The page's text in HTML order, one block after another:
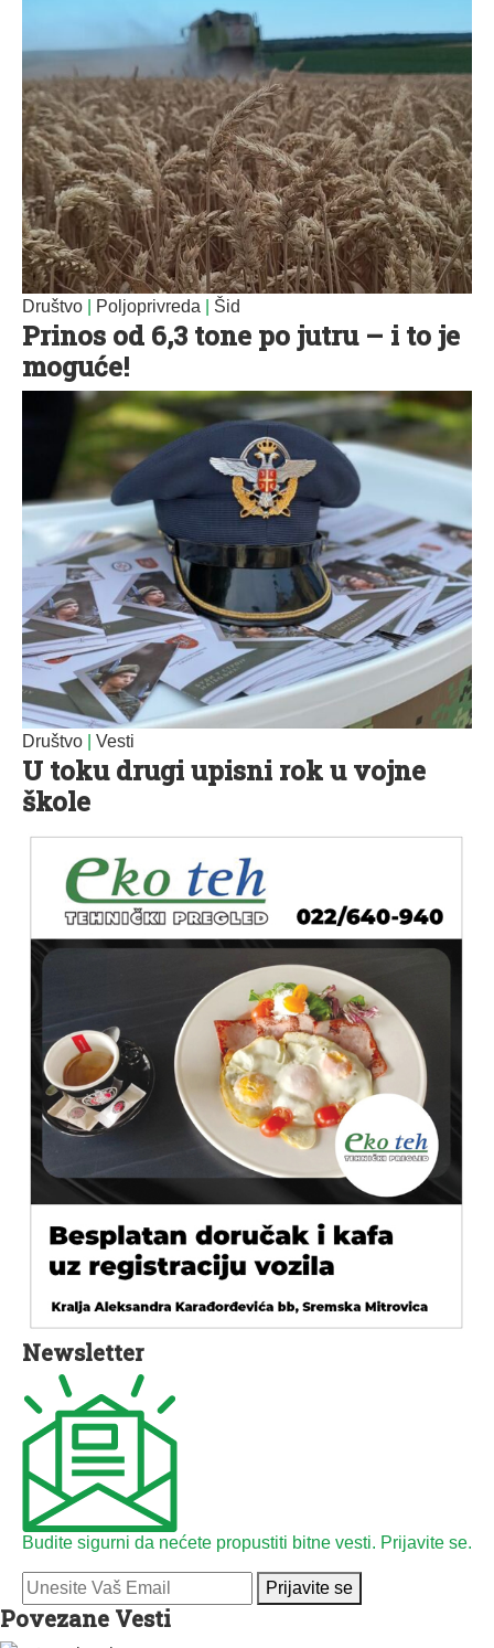
Društvo Poljoprivreda Šid
Prinos od 6,3 tone po jutru – i to je
moguće!
Društvo Vesti
U toku drugi upisni rok u vojne
škole
Newsletter
Budite sigurni da nećete propustiti bitne vesti. Prijavite se.
Prijavite se
Povezane Vesti